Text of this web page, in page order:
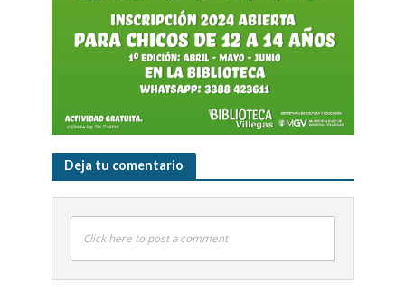
Deja tu comentario
Click here to post a comment